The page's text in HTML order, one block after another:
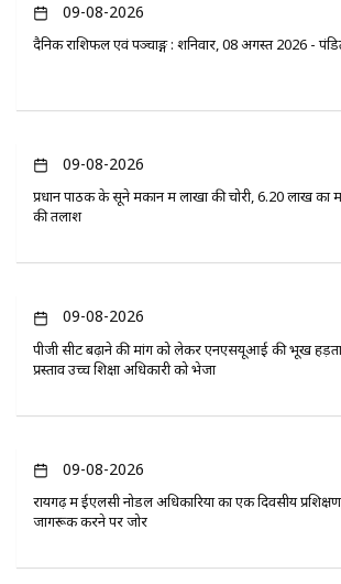
09-08-2026
दैनिक राशिफल एवं पञ्चाङ्ग : शनिवार, 08 अगस्त 2026 -
09-08-2026
प्रधान पाठक के सूने मकान में लाखों की चोरी, 6.20 लाख का
की तलाश
09-08-2026
पीजी सीट बढ़ाने की मांग को लेकर एनएसयूआई की भूख
प्रस्ताव उच्च शिक्षा अधिकारी को भेजा
09-08-2026
रायगढ़ में ईएलसी नोडल अधिकारियों का एक दिवसीय
जागरूक करने पर जोर